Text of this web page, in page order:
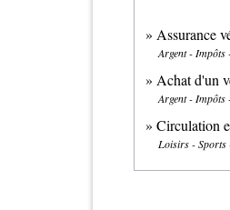
Assurance
Argent - Impôts
Achat d'un
Argent - Impôts
Circulation
Loisirs - Sports